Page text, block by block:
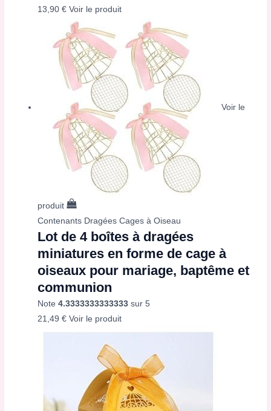
13,90€ Voir le produit
Voir le
produit
Contenants Dragées Cages à Oiseau
Lot de 4 boîtes à dragées
miniatures en forme de cage à
oiseaux pour mariage, baptême et
communion
Note4.3333333333333 sur 5
21,49€ Voir le produit